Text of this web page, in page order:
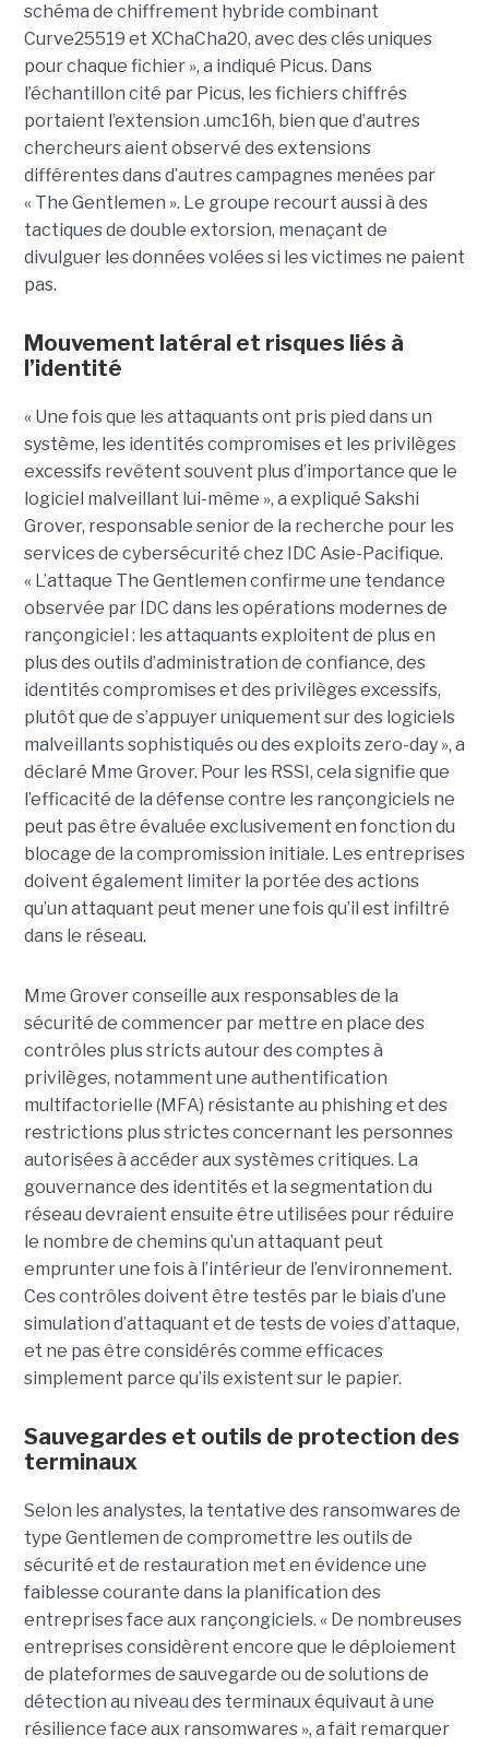
schéma de chiffrement hybride combinant
Curve25519 et XChaCha20, avec des clés uniques
pour chaque fichier », a indiqué Picus. Dans
l’échantillon cité par Picus, les fichiers chiffrés
portaient l’extension .umc16h, bien que d’autres
chercheurs aient observé des extensions
différentes dans d’autres campagnes menées par
« The Gentlemen ». Le groupe recourt aussi à des
tactiques de double extorsion, menaçant de
divulguer les données volées si les victimes ne paient
pas.
Mouvement latéral et risques liés à
l’identité
« Une fois que les attaquants ont pris pied dans un
système, les identités compromises et les privilèges
excessifs revêtent souvent plus d’importance que le
logiciel malveillant lui-même », a expliqué Sakshi
Grover, responsable senior de la recherche pour les
services de cybersécurité chez IDC Asie-Pacifique.
« L’attaque The Gentlemen confirme une tendance
observée par IDC dans les opérations modernes de
rançongiciel : les attaquants exploitent de plus en
plus des outils d’administration de confiance, des
identités compromises et des privilèges excessifs,
plutôt que de s’appuyer uniquement sur des logiciels
malveillants sophistiqués ou des exploits zero-day », a
déclaré Mme Grover. Pour les RSSI, cela signifie que
l’efficacité de la défense contre les rançongiciels ne
peut pas être évaluée exclusivement en fonction du
blocage de la compromission initiale. Les entreprises
doivent également limiter la portée des actions
qu’un attaquant peut mener une fois qu’il est infiltré
dans le réseau.
Mme Grover conseille aux responsables de la
sécurité de commencer par mettre en place des
contrôles plus stricts autour des comptes à
privilèges, notamment une authentification
multifactorielle (MFA) résistante au phishing et des
restrictions plus strictes concernant les personnes
autorisées à accéder aux systèmes critiques. La
gouvernance des identités et la segmentation du
réseau devraient ensuite être utilisées pour réduire
le nombre de chemins qu’un attaquant peut
emprunter une fois à l’intérieur de l’environnement.
Ces contrôles doivent être testés par le biais d’une
simulation d’attaquant et de tests de voies d’attaque,
et ne pas être considérés comme efficaces
simplement parce qu’ils existent sur le papier.
Sauvegardes et outils de protection des
terminaux
Selon les analystes, la tentative des ransomwares de
type Gentlemen de compromettre les outils de
sécurité et de restauration met en évidence une
faiblesse courante dans la planification des
entreprises face aux rançongiciels. « De nombreuses
entreprises considèrent encore que le déploiement
de plateformes de sauvegarde ou de solutions de
détection au niveau des terminaux équivaut à une
résilience face aux ransomwares », a fait remarquer